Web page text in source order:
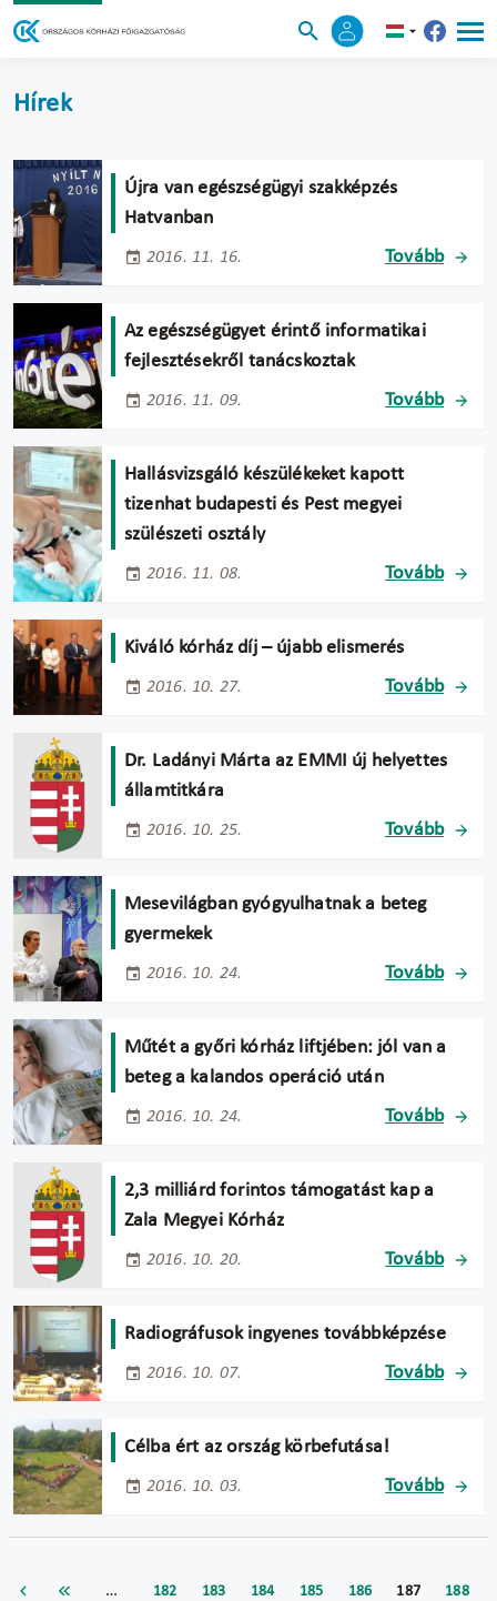
Hírek
Újra van egészségügyi szakképzés
Hatvanban
2016. 11. 16. Tovább
Az egészségügyet érintő informatikai
fejlesztésekről tanácskoztak
2016. 11. 09. Tovább
Hallásvizsgáló készülékeket kapott
tizenhat budapesti és Pest megyei
szülészeti osztály
2016. 11. 08. Tovább
Kiváló kórház díj – újabb elismerés
2016. 10. 27. Tovább
Dr. Ladányi Márta az EMMI új helyettes
államtitkára
2016. 10. 25. Tovább
Mesevilágban gyógyulhatnak a beteg
gyermekek
2016. 10. 24. Tovább
Műtét a győri kórház liftjében: jól van a
beteg a kalandos operáció után
2016. 10. 24. Tovább
2,3 milliárd forintos támogatást kap a
Zala Megyei Kórház
2016. 10. 20. Tovább
Radiográfusok ingyenes továbbképzése
2016. 10. 07. Tovább
Célba ért az ország körbefutása!
2016. 10. 03. Tovább
… 182 183 184 185 186 187 188